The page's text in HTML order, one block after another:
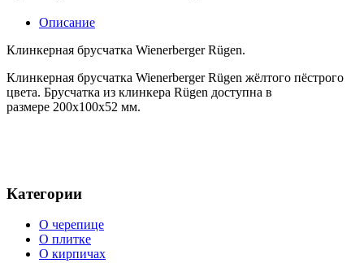
Описание
Клинкерная брусчатка Wienerberger Rügen.
Клинкерная брусчатка Wienerberger Rügen жёлтого пёстрого
цвета. Брусчатка из клинкера Rügen доступна в
размере 200x100x52 мм.
Категории
О черепице
О плитке
О кирпичах